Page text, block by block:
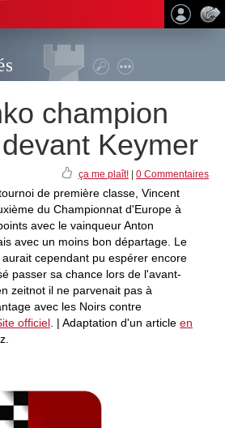
champion
Keymer
ça me plaît! 0 Commentaires
de première classe, Vincent
du Championnat d'Europe à
avec le vainqueur Anton
avec un moins bon départage. Le
cependant pu espérer encore
passer sa chance lors de l'avant-
zeitnot il ne parvenait pas à
avec les Noirs contre
officiel . | Adaptation d'un article en